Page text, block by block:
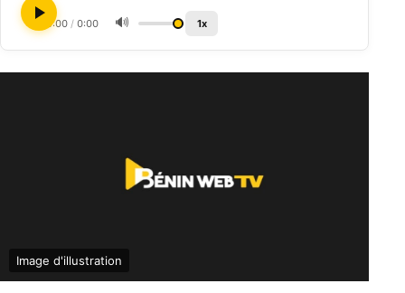
0:00 / 0:00 🔊 1x
Image d'illustration